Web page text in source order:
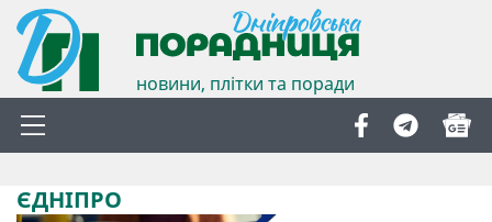
новини, плітки та поради
ЄДНІПРО